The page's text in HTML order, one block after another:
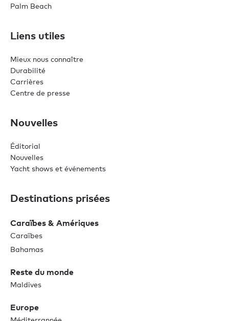
Palm Beach
Liens utiles
Mieux nous connaître
Durabilité
Carrières
Centre de presse
Nouvelles
Éditorial
Nouvelles
Yacht shows et événements
Destinations prisées
Caraïbes & Amériques
Caraïbes
Bahamas
Reste du monde
Maldives
Europe